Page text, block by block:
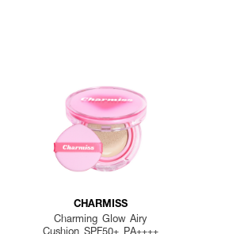
CHARMISS
Charming Glow Airy
Cushion SPF50+ PA++++